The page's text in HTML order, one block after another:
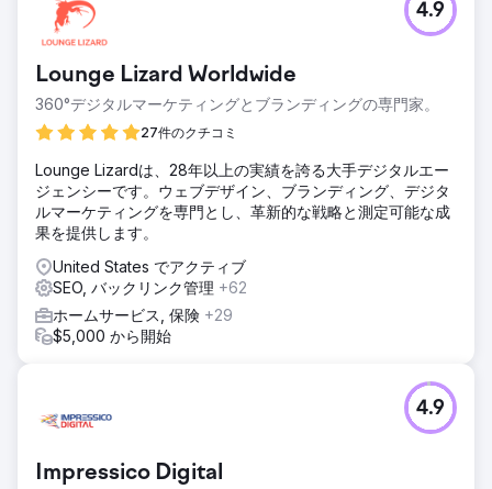
Lounge Lizard Worldwide
360°デジタルマーケティングとブランディングの専門家。
27件のクチコミ
4.9
Lounge Lizardは、28年以上の実績を誇る大手デジタルエー
ジェンシーです。ウェブデザイン、ブランディング、デジタ
ルマーケティングを専門とし、革新的な戦略と測定可能な成
果を提供します。
United States でアクティブ
SEO, バックリンク管理 +62
ホームサービス, 保険 +29
$5,000 から開始
Impressico Digital
4.9